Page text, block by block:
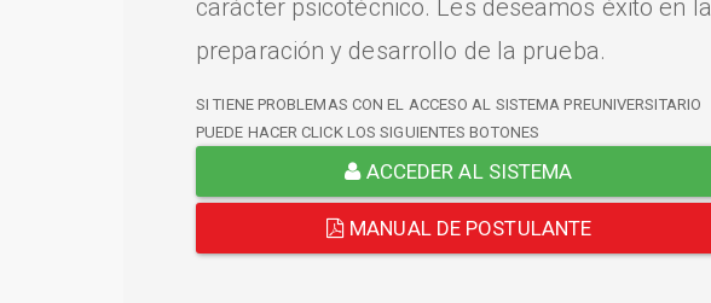
carácter psicotécnico. Les deseamos éxito en la
preparación y desarrollo de la prueba.
SI TIENE PROBLEMAS CON EL ACCESO AL SISTEMA PREUNIVERSITARIO
PUEDE HACER CLICK LOS SIGUIENTES BOTONES
ACCEDER AL SISTEMA
MANUAL DE POSTULANTE